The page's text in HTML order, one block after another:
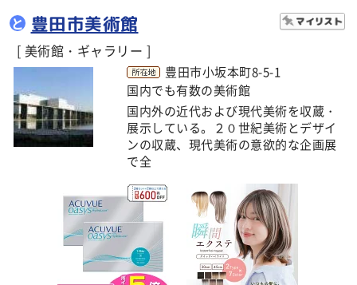
と 豊田市美術館
[ 美術館・ギャラリー ]
豊田市小坂本町8-5-1
国内でも有数の美術館
国内外の近代および現代美術を収蔵・
展示している。２０世紀美術とデザイ
ンの収蔵、現代美術の意欲的な企画展
で全